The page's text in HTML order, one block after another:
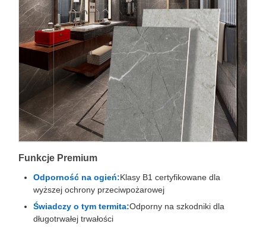
Funkcje Premium
Odporność na ogień:Klasy B1 certyfikowane dla
wyższej ochrony przeciwpożarowej
Świadczy o tym termita:Odporny na szkodniki dla
długotrwałej trwałości